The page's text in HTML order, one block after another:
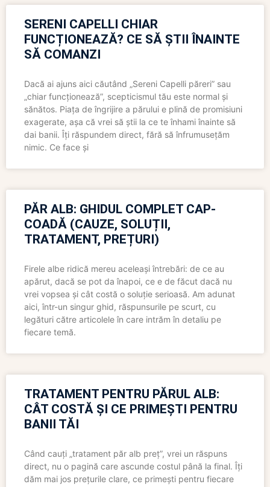
SERENI CAPELLI CHIAR
FUNCȚIONEAZĂ? CE SĂ ȘTII ÎNAINTE
SĂ COMANZI
Dacă ai ajuns aici căutând „Sereni Capelli păreri” sau
„chiar funcționează”, scepticismul tău este normal și
sănătos. Piața de îngrijire a părului e plină de promisiuni
exagerate, așa că vrei să știi la ce te înhami înainte să
dai banii. Îți răspundem direct, fără să înfrumusețăm
nimic. Ce face și
PĂR ALB: GHIDUL COMPLET CAP-
COADĂ (CAUZE, SOLUȚII,
TRATAMENT, PREȚURI)
Firele albe ridică mereu aceleași întrebări: de ce au
apărut, dacă se pot da înapoi, ce e de făcut dacă nu
vrei vopsea și cât costă o soluție serioasă. Am adunat
aici, într-un singur ghid, răspunsurile pe scurt, cu
legături către articolele în care intrăm în detaliu pe
fiecare temă.
TRATAMENT PENTRU PĂRUL ALB:
CÂT COSTĂ ȘI CE PRIMEȘTI PENTRU
BANII TĂI
Când cauți „tratament păr alb preț”, vrei un răspuns
direct, nu o pagină care ascunde costul până la final. Îți
dăm mai jos prețurile clare, ce primești pentru fiecare